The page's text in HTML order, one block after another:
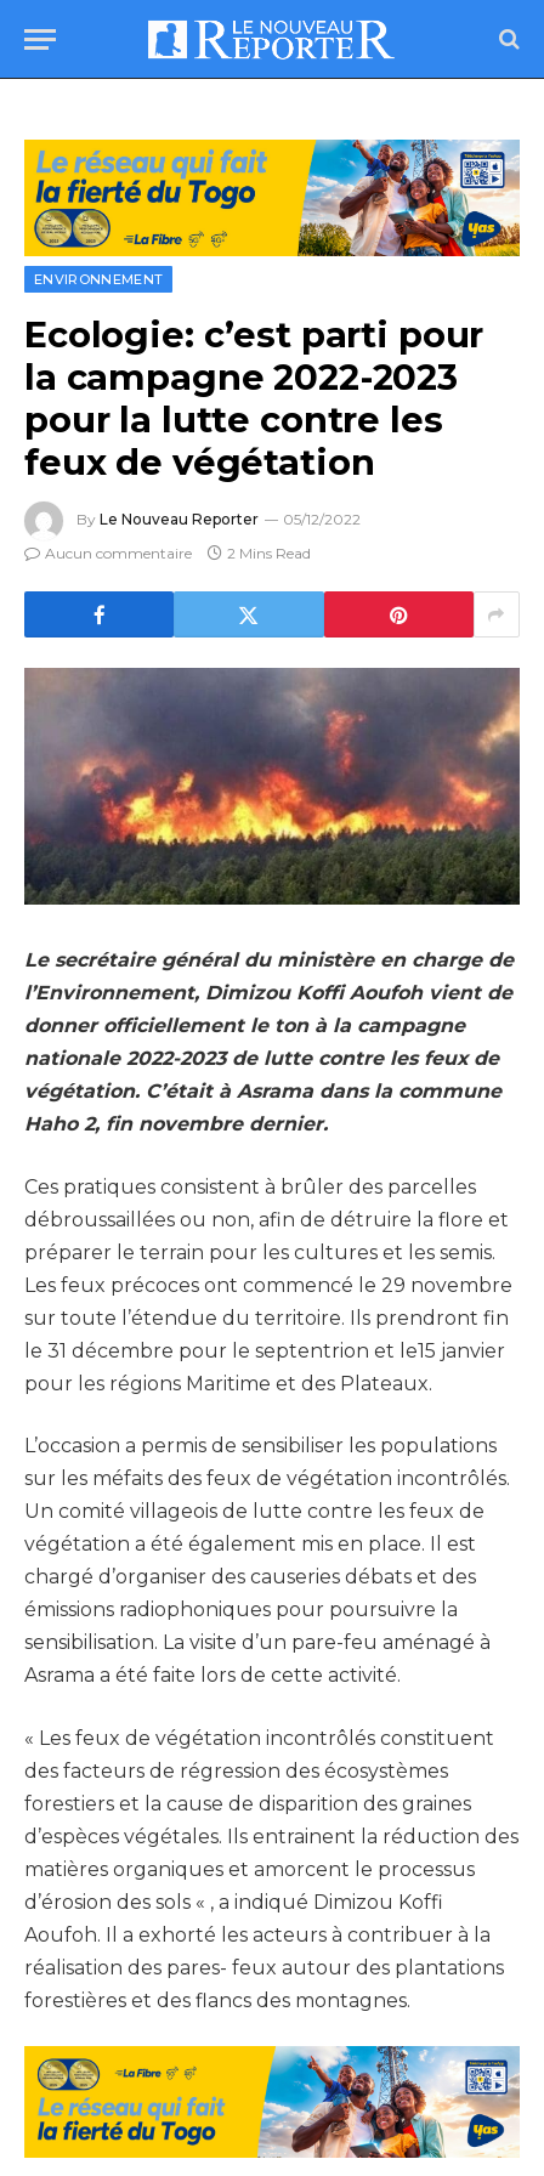
ENVIRONNEMENT
Ecologie: c’est parti pour
la campagne 2022-2023
pour la lutte contre les
feux de végétation
By Le Nouveau Reporter
05/12/2022
Aucun commentaire
2 Mins Read
Le secrétaire général du ministère en charge de
l’Environnement, Dimizou Koffi Aoufoh vient de
donner officiellement le ton à la campagne
nationale 2022-2023 de lutte contre les feux de
végétation. C’était à Asrama dans la commune
Haho 2, fin novembre dernier.
Ces pratiques consistent à brûler des parcelles
débroussaillées ou non, afin de détruire la flore et
préparer le terrain pour les cultures et les semis.
Les feux précoces ont commencé le 29 novembre
sur toute l’étendue du territoire. Ils prendront fin
le 31 décembre pour le septentrion et le15 janvier
pour les régions Maritime et des Plateaux.
L’occasion a permis de sensibiliser les populations
sur les méfaits des feux de végétation incontrôlés.
Un comité villageois de lutte contre les feux de
végétation a été également mis en place. Il est
chargé d’organiser des causeries débats et des
émissions radiophoniques pour poursuivre la
sensibilisation. La visite d’un pare-feu aménagé à
Asrama a été faite lors de cette activité.
« Les feux de végétation incontrôlés constituent
des facteurs de régression des écosystèmes
forestiers et la cause de disparition des graines
d’espèces végétales. Ils entrainent la réduction des
matières organiques et amorcent le processus
d’érosion des sols « , a indiqué Dimizou Koffi
Aoufoh. Il a exhorté les acteurs à contribuer à la
réalisation des pares- feux autour des plantations
forestières et des flancs des montagnes.